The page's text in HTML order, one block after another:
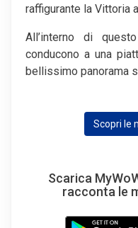
raffigurante la Vittoria
All’interno di
conducono a una
bellissimo panorama
Scopri le
Scarica
racconta le